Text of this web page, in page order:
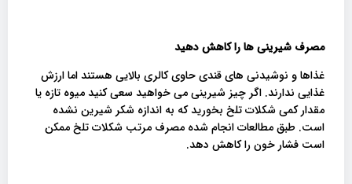
مصرف شیرینی ها را کاهش دهید
غذاها و نوشیدنی های قندی حاوی کالری بالایی هستند اما ارزش
غذایی ندارند. اگر چیز شیرینی می خواهید سعی کنید میوه تازه یا
مقدار کمی شکلات تلخ بخورید که به اندازه شکر شیرین نشده
است. طبق مطالعات انجام شده مصرف مرتب شکلات تلخ ممکن
است فشار خون را کاهش دهد.